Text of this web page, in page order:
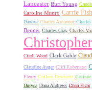
Lancaster Burt Young
Caroline Munro Carrie
Danova Charles Aznavour
Denner Charles Gray Charles
Cindi Wood Clark Gable
Claudine Auger Cliff Robertson
Fleury Colleen Dewhurst
Duryea Dana Andrews Dana Elcar